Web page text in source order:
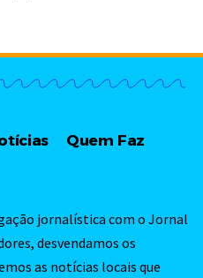
Quem Faz
jornalística com o Jornal
desvendamos os
as notícias locais que